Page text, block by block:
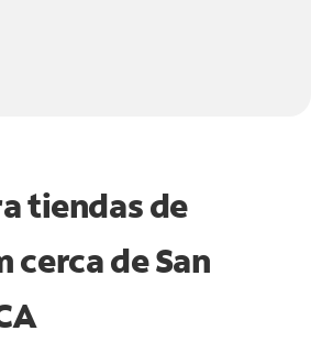
tiendas de
cerca deSan